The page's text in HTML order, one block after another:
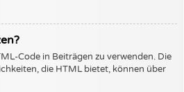
Code in Beiträgen zu verwenden. Die
die HTML bietet, können über